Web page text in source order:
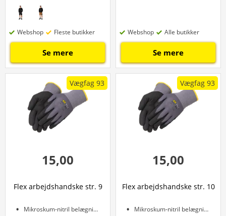
Webshop Fleste butikker
Se mere
Webshop Alle butikker
Se mere
Vægfag 93
15,00
Flex arbejdshandske str. 9
Mikroskum-nitril belægning
Vægfag 93
15,00
Flex arbejdshandske str. 10
Mikroskum-nitril belægning